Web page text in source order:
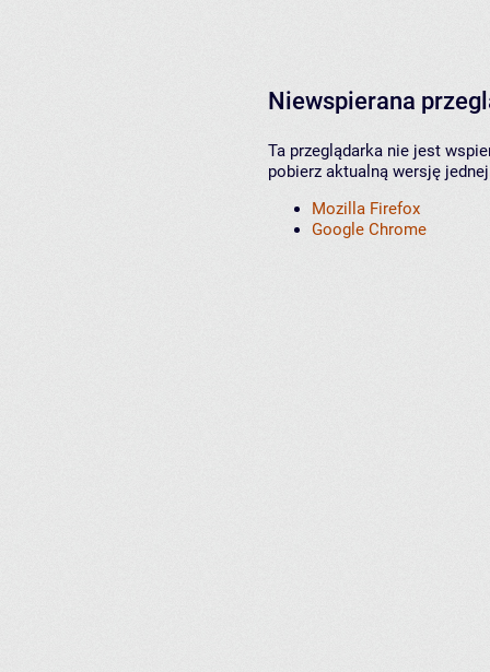
Niewspierana
Ta przeglądarka nie jest
pobierz aktualną wersję
Mozilla Firefox
Google Chrome